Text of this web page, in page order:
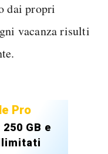
dai propri
vacanza risulti
Pro
GB e